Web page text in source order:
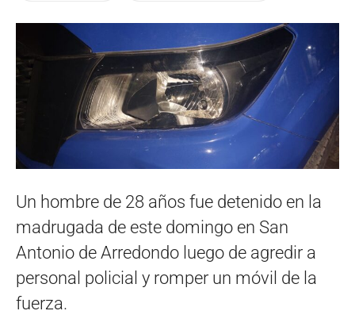
Un hombre de 28 años fue detenido en la
madrugada de este domingo en San
Antonio de Arredondo luego de agredir a
personal policial y romper un móvil de la
fuerza.